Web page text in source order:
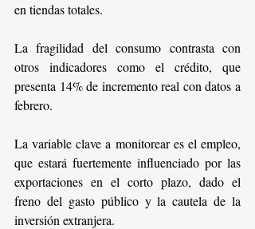
en tiendas totales.
La fragilidad del consumo contrasta con
otros indicadores como el crédito, que
presenta 14% de incremento real con datos a
febrero.
La variable clave a monitorear es el empleo,
que estará fuertemente influenciado por las
exportaciones en el corto plazo, dado el
freno del gasto público y la cautela de la
inversión extranjera.